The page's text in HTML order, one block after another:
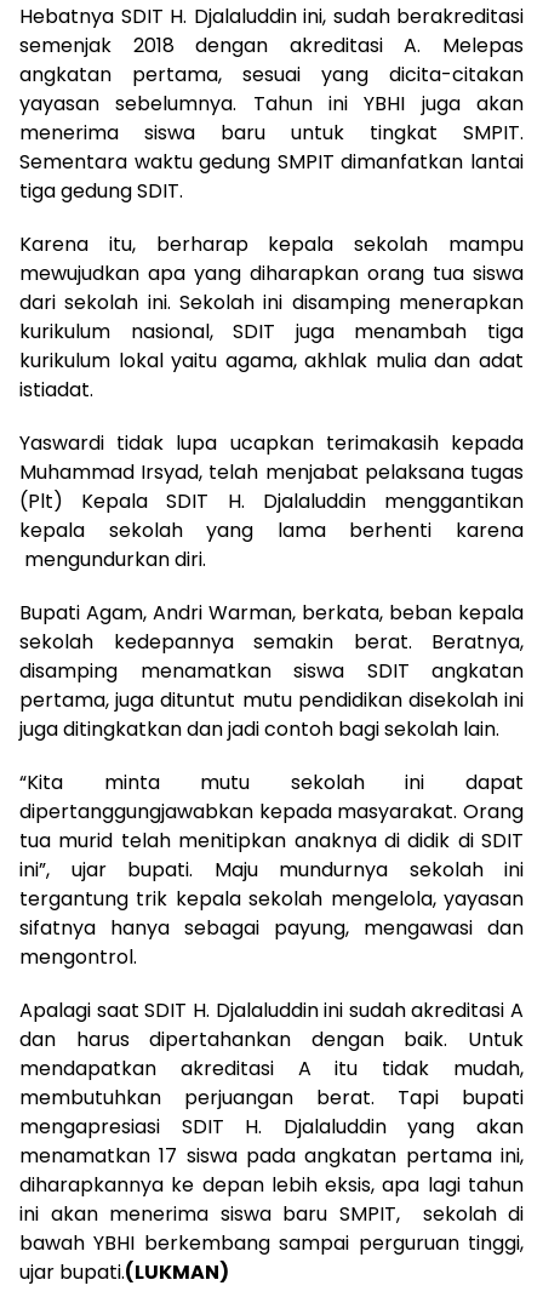
Hebatnya SDIT H. Djalaluddin ini, sudah berakreditasi
semenjak 2018 dengan akreditasi A. Melepas
angkatan pertama, sesuai yang dicita-citakan
yayasan sebelumnya. Tahun ini YBHI juga akan
menerima siswa baru untuk tingkat SMPIT.
Sementara waktu gedung SMPIT dimanfatkan lantai
tiga gedung SDIT.
Karena itu, berharap kepala sekolah mampu
mewujudkan apa yang diharapkan orang tua siswa
dari sekolah ini. Sekolah ini disamping menerapkan
kurikulum nasional, SDIT juga menambah tiga
kurikulum lokal yaitu agama, akhlak mulia dan adat
istiadat.
Yaswardi tidak lupa ucapkan terimakasih kepada
Muhammad Irsyad, telah menjabat pelaksana tugas
(Plt) Kepala SDIT H. Djalaluddin menggantikan
kepala sekolah yang lama berhenti karena
mengundurkan diri.
Bupati Agam, Andri Warman, berkata, beban kepala
sekolah kedepannya semakin berat. Beratnya,
disamping menamatkan siswa SDIT angkatan
pertama, juga dituntut mutu pendidikan disekolah ini
juga ditingkatkan dan jadi contoh bagi sekolah lain.
“Kita minta mutu sekolah ini dapat
dipertanggungjawabkan kepada masyarakat. Orang
tua murid telah menitipkan anaknya di didik di SDIT
ini”, ujar bupati. Maju mundurnya sekolah ini
tergantung trik kepala sekolah mengelola, yayasan
sifatnya hanya sebagai payung, mengawasi dan
mengontrol.
Apalagi saat SDIT H. Djalaluddin ini sudah akreditasi A
dan harus dipertahankan dengan baik. Untuk
mendapatkan akreditasi A itu tidak mudah,
membutuhkan perjuangan berat. Tapi bupati
mengapresiasi SDIT H. Djalaluddin yang akan
menamatkan 17 siswa pada angkatan pertama ini,
diharapkannya ke depan lebih eksis, apa lagi tahun
ini akan menerima siswa baru SMPIT, sekolah di
bawah YBHI berkembang sampai perguruan tinggi,
ujar bupati.(LUKMAN)